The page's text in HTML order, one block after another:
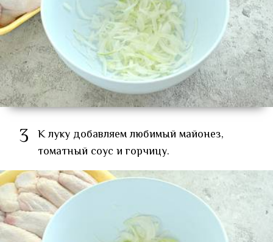
3 К луку добавляем любимый майонез,
томатный соус и горчицу.